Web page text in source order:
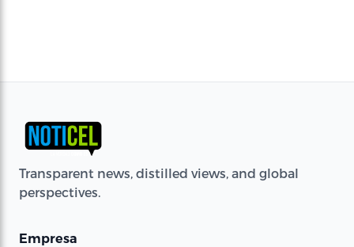
Transparent news, distilled views, and global
perspectives.
Empresa